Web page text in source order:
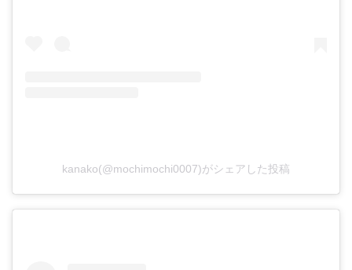
kanako(@mochimochi0007)がシェアした投稿